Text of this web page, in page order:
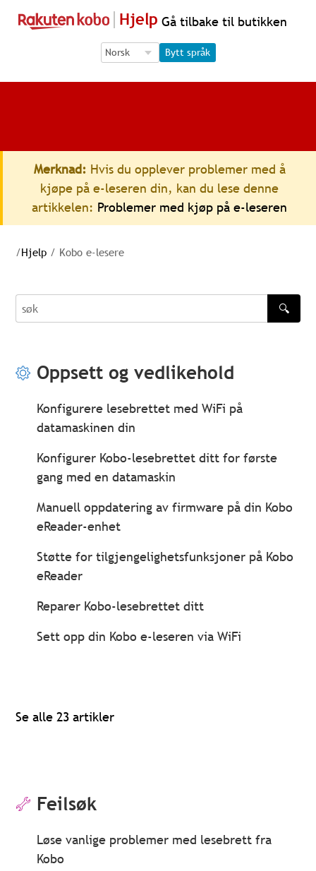
Hjelp Gå tilbake til butikken
Language Selection
Language Selection
Bytt språk
Merknad: Hvis du opplever problemer med å
kjøpe på e-leseren din, kan du lese denne
artikkelen: Problemer med kjøp på e-leseren
/Hjelp / Kobo e-lesere
søk
🔍
Oppsett og vedlikehold
Konfigurere lesebrettet med WiFi på
datamaskinen din
Konfigurer Kobo-lesebrettet ditt for første
gang med en datamaskin
Manuell oppdatering av firmware på din Kobo
eReader-enhet
Støtte for tilgjengelighetsfunksjoner på Kobo
eReader
Reparer Kobo-lesebrettet ditt
Sett opp din Kobo e-leseren via WiFi
Se alle 23 artikler
Feilsøk
Løse vanlige problemer med lesebrett fra
Kobo